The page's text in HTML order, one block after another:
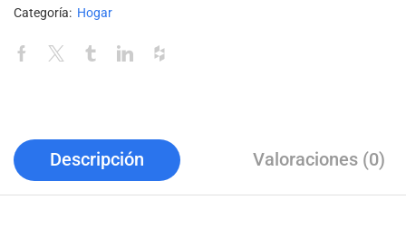
Categoría: Hogar
Descripción Valoraciones (0)